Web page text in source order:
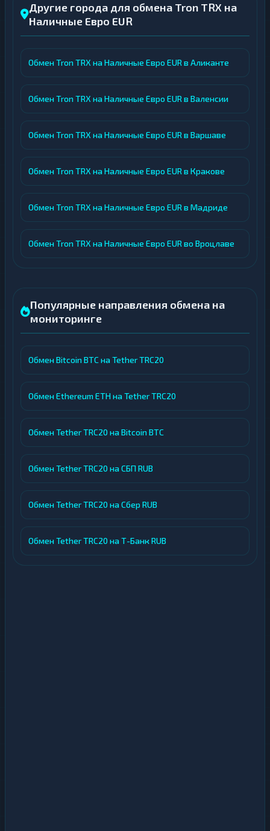
Другие города для обмена Tron TRX на
Наличные Евро EUR
Обмен Tron TRX на Наличные Евро EUR в Аликанте
Обмен Tron TRX на Наличные Евро EUR в Валенсии
Обмен Tron TRX на Наличные Евро EUR в Варшаве
Обмен Tron TRX на Наличные Евро EUR в Кракове
Обмен Tron TRX на Наличные Евро EUR в Мадриде
Обмен Tron TRX на Наличные Евро EUR во Вроцлаве
Популярные направления обмена на
мониторинге
Обмен Bitcoin BTC на Tether TRC20
Обмен Ethereum ETH на Tether TRC20
Обмен Tether TRC20 на Bitcoin BTC
Обмен Tether TRC20 на СБП RUB
Обмен Tether TRC20 на Сбер RUB
Обмен Tether TRC20 на Т-Банк RUB